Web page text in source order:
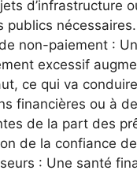
d’infrastructure
publics nécessaires.
non-paiement : Un
excessif
ce qui va
financières ou à
de la part des
de la confiance
: Une santé